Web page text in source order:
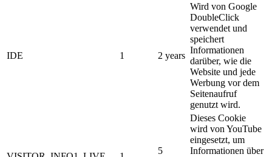
IDE 1 2 years
Wird von Google
DoubleClick
verwendet und
speichert
Informationen
darüber, wie die
Website und jede
Werbung vor dem
Seitenaufruf
genutzt wird.
5
Dieses Cookie
wird von YouTube
eingesetzt, um
Informationen über